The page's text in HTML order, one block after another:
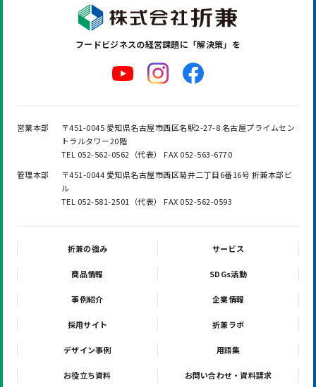
フードビジネスの経営課題に「解決策」を
営業本部
〒451-0045 愛知県名古屋市西区名駅2-27-8 名古屋プライムセン
トラルタワー20階
TEL 052-562-0562（代表） FAX 052-563-6770
管理本部
〒451-0044 愛知県名古屋市西区菊井二丁目6番16号 折兼本部ビ
ル
TEL 052-581-2501（代表） FAX 052-562-0593
折兼の強み サービス
商品情報 SDGs活動
事例紹介 企業情報
採用サイト 折兼ラボ
デザイン事例 用語集
お役立ち資料 お問い合わせ・資料請求